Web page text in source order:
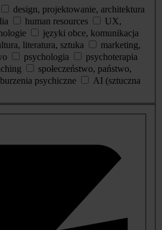
design, projektowanie, architektura
human resources
UX,
języki obce, komunikacja
literatura, sztuka
marketing,
psychologia
psychoterapia
społeczeństwo, państwo,
psychiczne
AI (sztuczna